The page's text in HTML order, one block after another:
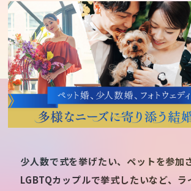
少人数で式を挙げたい、ペットを参加
LGBTQカップルで挙式したいなど、ラ